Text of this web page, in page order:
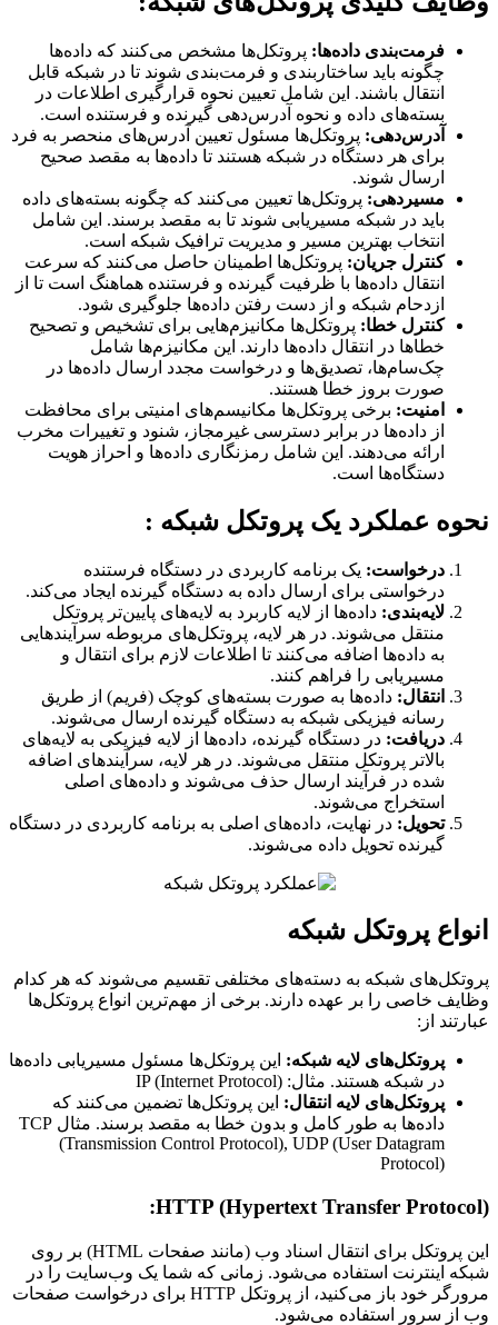
فرمت‌بندی داده‌ها: پروتکل‌ها مشخص می‌کنند که داده‌ها
چگونه باید ساختاربندی و فرمت‌بندی شوند تا در شبکه قابل
انتقال باشند. این شامل تعیین نحوه قرارگیری اطلاعات در
بسته‌های داده و نحوه آدرس‌دهی گیرنده و فرستنده است.
آدرس‌دهی: پروتکل‌ها مسئول تعیین آدرس‌های منحصر به فرد
برای هر دستگاه در شبکه هستند تا داده‌ها به مقصد صحیح
ارسال شوند.
مسیردهی: پروتکل‌ها تعیین می‌کنند که چگونه بسته‌های داده
باید در شبکه مسیریابی شوند تا به مقصد برسند. این شامل
انتخاب بهترین مسیر و مدیریت ترافیک شبکه است.
کنترل جریان: پروتکل‌ها اطمینان حاصل می‌کنند که سرعت
انتقال داده‌ها با ظرفیت گیرنده و فرستنده هماهنگ است تا از
ازدحام شبکه و از دست رفتن داده‌ها جلوگیری شود.
کنترل خطا: پروتکل‌ها مکانیزم‌هایی برای تشخیص و تصحیح
خطاها در انتقال داده‌ها دارند. این مکانیزم‌ها شامل
چک‌سام‌ها، تصدیق‌ها و درخواست مجدد ارسال داده‌ها در
صورت بروز خطا هستند.
امنیت: برخی پروتکل‌ها مکانیسم‌های امنیتی برای محافظت
از داده‌ها در برابر دسترسی غیرمجاز، شنود و تغییرات مخرب
ارائه می‌دهند. این شامل رمزنگاری داده‌ها و احراز هویت
دستگاه‌ها است.
نحوه عملکرد یک پروتکل شبکه :
درخواست: یک برنامه کاربردی در دستگاه فرستنده
درخواستی برای ارسال داده به دستگاه گیرنده ایجاد می‌کند.
لایه‌بندی: داده‌ها از لایه کاربرد به لایه‌های پایین‌تر پروتکل
منتقل می‌شوند. در هر لایه، پروتکل‌های مربوطه سرآیندهایی
به داده‌ها اضافه می‌کنند تا اطلاعات لازم برای انتقال و
مسیریابی را فراهم کنند.
انتقال: داده‌ها به صورت بسته‌های کوچک (فریم) از طریق
رسانه فیزیکی شبکه به دستگاه گیرنده ارسال می‌شوند.
دریافت: در دستگاه گیرنده، داده‌ها از لایه فیزیکی به لایه‌های
بالاتر پروتکل منتقل می‌شوند. در هر لایه، سرآیندهای اضافه
شده در فرآیند ارسال حذف می‌شوند و داده‌های اصلی
استخراج می‌شوند.
تحویل: در نهایت، داده‌های اصلی به برنامه کاربردی در دستگاه
گیرنده تحویل داده می‌شوند.
انواع پروتکل شبکه
پروتکل‌های شبکه به دسته‌های مختلفی تقسیم می‌شوند که هر کدام
وظایف خاصی را بر عهده دارند. برخی از مهم‌ترین انواع پروتکل‌ها
عبارتند از:
پروتکل‌های لایه شبکه: این پروتکل‌ها مسئول مسیریابی داده‌ها
در شبکه هستند. مثال: IP (Internet Protocol)
پروتکل‌های لایه انتقال: این پروتکل‌ها تضمین می‌کنند که
داده‌ها به طور کامل و بدون خطا به مقصد برسند. مثال TCP
(Transmission Control Protocol), UDP (User Datagram
Protocol)
HTTP (Hypertext Transfer Protocol):
این پروتکل برای انتقال اسناد وب (مانند صفحات HTML) بر روی
شبکه اینترنت استفاده می‌شود. زمانی که شما یک وب‌سایت را در
مرورگر خود باز می‌کنید، از پروتکل HTTP برای درخواست صفحات
وب از سرور استفاده می‌شود.